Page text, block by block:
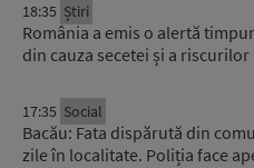
18:35 Știri
România a emis o alertă
din cauza secetei și a
17:35 Social
Bacău: Fata dispărută din
zile în localitate. Poliția face